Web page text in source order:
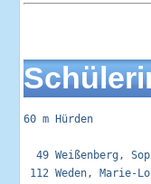
60 m Hürden
49
112 Weden,